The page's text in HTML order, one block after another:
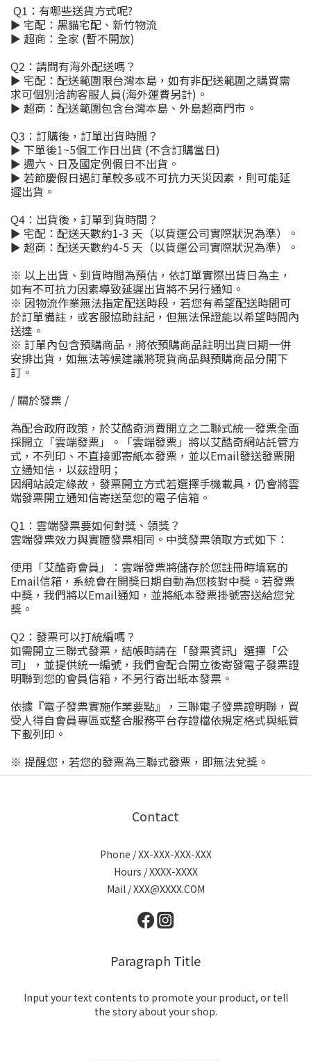
Q1 ：有哪些送貨方式呢?
► 宅配：黑貓宅配、新竹物流
► 超商：全家 (暫不開放)
Q2 ：請問有海外配送嗎？
► 宅配：配送範圍限台灣本島，如有非配送範圍之購買需
求可個別洽詢客服人員(海外運費另計) 。
► 超商：配送範圍包含台灣本島、外島超商門市。
Q3 ：訂購後，訂單出貨時間？
► 下單後1~5個工作日出貨 (不含訂購當日)
► 週六、日及國定例假日不出貨。
► 若節慶假日遇訂單較多或不可抗力天災因素，則可能延
遲出貨。
Q4 ：出貨後，訂單到貨時間？
► 宅配：配送天數約1-3 天（以貨運公司實際狀況為準）。
► 超商：配送天數約4-5 天（以貨運公司實際狀況為準）。
※ 以上出貨、到貨時間為預估，依訂單實際出貨日為主，
如有不可抗力因素導致延遲出貨將不另行通知。
※ 因物流作業無法指定配送時段，若您有希望配送時間可
於訂單備註，或客服協助註記，但無法保證能以希望時間內
送達。
※ 訂單內包含預購商品，將依預購商品註明出貨日期一併
安排出貨，如無法等候建議將現貨商品與預購商品分開下
訂。
/ 關於發票 /
為配合政府政策，於艾酷奇消費開立之二聯式統一發票全面
採開立「雲端發票」。「雲端發票」將以艾酷奇網站託管方
式，不列印、不直接郵寄紙本發票，並以Email發送發票開
立通知信，以茲證明；
因網站設定緣故，發票開立方式若選擇手機載具，仍會將雲
端發票開立通知信寄送至您的電子信箱。
Q1 ：雲端發票要如何對獎、領獎？
雲端發票效力與實體發票相同。中獎發票領取方式如下：
使用「艾酷奇會員」：雲端發票將儲存於您註冊時填寫的
Email信箱，系統會在開獎日期自動為您核對中獎。若發票
中獎， 我們將以Email通知，並將紙本發票掛號寄送給您兌
獎。
Q2 ：發票可以打統編嗎？
如需開立三聯式發票，結帳時請在「發票資訊」選擇「公
司」，並提供統一編號，我們會配合開立後寄發電子發票證
明聯到您的會員信箱，不另行寄出紙本發票。
依據『電子發票實施作業要點』，三聯電子發票證明聯，買
受人得自會員專區或整合服務平台存證檔依規定格式與紙質
下載列印。
※ 提醒您，若您的發票為三聯式發票，即無法兌獎。
Contact
Phone / XX-XXX-XXX-XXX
Hours / XXXX-XXXX
Mail / XXX@XXXX.COM
Paragraph Title
Input your text contents to promote your product, or tell
the story about your shop.